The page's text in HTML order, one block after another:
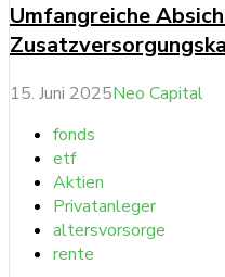
Umfangreiche
15. Juni 2025Neo Capital
fonds
etf
Aktien
Privatanleger
altersvorsorge
rente